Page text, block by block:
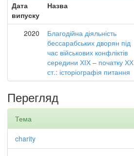
Дата
випуску
Назва
2020
Благодійна діяльність
бессарабських дворян під
час військових конфліктів
середини ХІХ – початку ХХ
ст.: історіографія питання
Перегляд
Тема
charity